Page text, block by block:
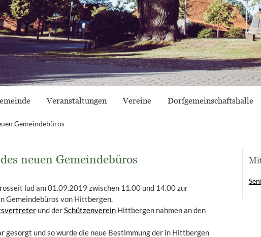
Veranstaltungen Vereine Dorfgemeinschaftshalle
Gemeindebüros
neuen Gemeindebüros
lud am 01.09.2019 zwischen 11.00 und 14.00 zur
Gemeindebüros von Hittbergen.
und derSchützenverein Hittbergen nahmen an den
gesorgt und so wurde die neue Bestimmung der in Hittbergen